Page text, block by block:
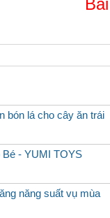
bón lá cho cây ăn trái
- YUMI TOYS
năng suất vụ mùa